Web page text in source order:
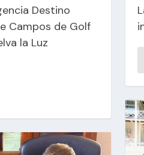
Destino
Campos de Golf
la Luz